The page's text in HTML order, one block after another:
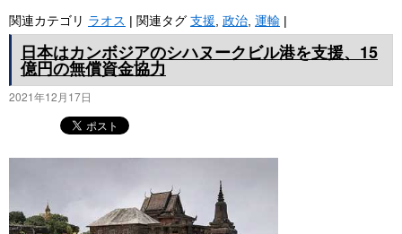
関連カテゴリ ラオス | 関連タグ 支援 政治 運輸 |
日本はカンボジアのシハヌークビル港を支援、15
億円の無償資金協力
2021年12月17日